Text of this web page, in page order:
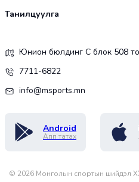
Танилцуулга
Юнион бюлдинг С блок 508
7711-6822
info@msports.mn
Android
Апп татах
© 2026Монголын спортын шийдэл